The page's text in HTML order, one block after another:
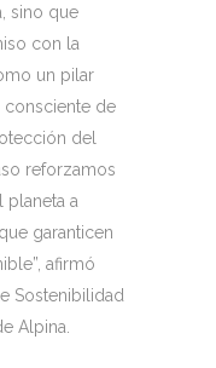
sino que
con la
un pilar
consciente de
del
reforzamos
a
garanticen
afirmó
Sostenibilidad
Alpina.